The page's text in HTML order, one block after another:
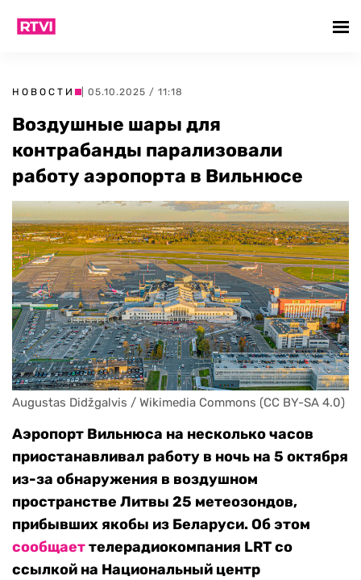
НОВОСТИ | 05.10.2025 / 11:18
Воздушные шары для
контрабанды парализовали
работу аэропорта в Вильнюсе
Augustas Didžgalvis / Wikimedia Commons (CC BY-SA 4.0)
Аэропорт Вильнюса на несколько часов
приостанавливал работу в ночь на 5 октября
из-за обнаружения в воздушном
пространстве Литвы 25 метеозондов,
прибывших якобы из Беларуси. Об этом
сообщаеттелерадиокомпания LRT со
ссылкой на Национальный центр